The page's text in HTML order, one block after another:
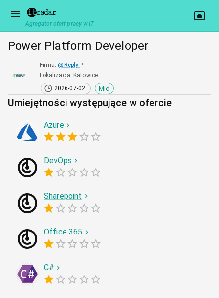
Agregator ofert pracy w IT
Power Platform Developer
Firma: @ Reply
Lokalizacja: Katowice
2026-07-02
Mid
Umiejętności występujące w ofercie
Azure
DevOps
Sharepoint
Office 365
C#